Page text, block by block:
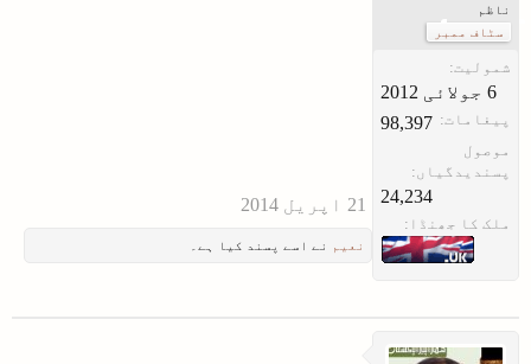
ناظم
سٹاف ممبر
شمولیت:
پیغامات: 98,397
موصول
پسندیدگیاں:
24,234
ملک کا جھنڈا:
نعیم نے اسے پسند کیا ہے۔